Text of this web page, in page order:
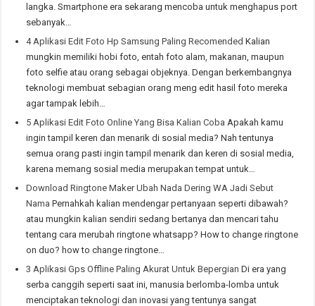
langka. Smartphone era sekarang mencoba untuk menghapus port
sebanyak…
4 Aplikasi Edit Foto Hp Samsung Paling Recomended Kalian
mungkin memiliki hobi foto, entah foto alam, makanan, maupun
foto selfie atau orang sebagai objeknya. Dengan berkembangnya
teknologi membuat sebagian orang meng edit hasil foto mereka
agar tampak lebih…
5 Aplikasi Edit Foto Online Yang Bisa Kalian Coba Apakah kamu
ingin tampil keren dan menarik di sosial media? Nah tentunya
semua orang pasti ingin tampil menarik dan keren di sosial media,
karena memang sosial media merupakan tempat untuk…
Download Ringtone Maker Ubah Nada Dering WA Jadi Sebut
Nama Pernahkah kalian mendengar pertanyaan seperti dibawah?
atau mungkin kalian sendiri sedang bertanya dan mencari tahu
tentang cara merubah ringtone whatsapp? How to change ringtone
on duo? how to change ringtone…
3 Aplikasi Gps Offline Paling Akurat Untuk Bepergian Di era yang
serba canggih seperti saat ini, manusia berlomba-lomba untuk
menciptakan teknologi dan inovasi yang tentunya sangat